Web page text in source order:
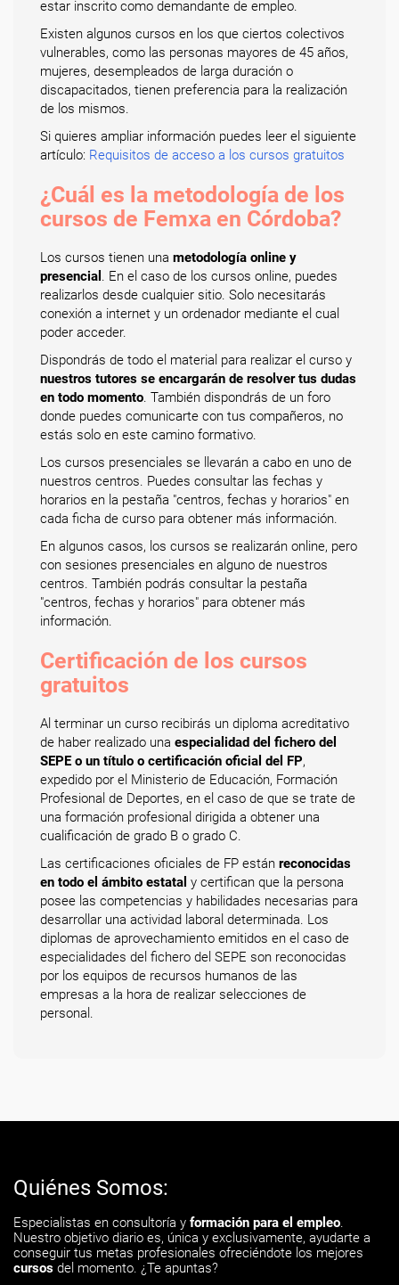
estar inscrito como demandante de empleo.
Existen algunos cursos en los que ciertos colectivos
vulnerables, como las personas mayores de 45 años,
mujeres, desempleados de larga duración o
discapacitados, tienen preferencia para la realización
de los mismos.
Si quieres ampliar información puedes leer el siguiente
artículo: Requisitos de acceso a los cursos gratuitos
¿Cuál es la metodología de los
cursos de Femxa en Córdoba?
Los cursos tienen una metodología online y
presencial . En el caso de los cursos online, puedes
realizarlos desde cualquier sitio. Solo necesitarás
conexión a internet y un ordenador mediante el cual
poder acceder.
Dispondrás de todo el material para realizar el curso y
nuestros tutores se encargarán de resolver tus dudas
en todo momento. También dispondrás de un foro
donde puedes comunicarte con tus compañeros, no
estás solo en este camino formativo.
Los cursos presenciales se llevarán a cabo en uno de
nuestros centros. Puedes consultar las fechas y
horarios en la pestaña "centros, fechas y horarios" en
cada ficha de curso para obtener más información.
En algunos casos, los cursos se realizarán online, pero
con sesiones presenciales en alguno de nuestros
centros. También podrás consultar la pestaña
"centros, fechas y horarios" para obtener más
información.
Certificación de los cursos
gratuitos
Al terminar un curso recibirás un diploma acreditativo
de haber realizado una especialidad del fichero del
SEPE o un título o certificación oficial del FP,
expedido por el Ministerio de Educación, Formación
Profesional de Deportes, en el caso de que se trate de
una formación profesional dirigida a obtener una
cualificación de grado B o grado C.
Las certificaciones oficiales de FP están reconocidas
en todo el ámbito estatal y certifican que la persona
posee las competencias y habilidades necesarias para
desarrollar una actividad laboral determinada. Los
diplomas de aprovechamiento emitidos en el caso de
especialidades del fichero del SEPE son reconocidas
por los equipos de recursos humanos de las
empresas a la hora de realizar selecciones de
personal.
Quiénes Somos:
Especialistas en consultoría y formación para el empleo.
Nuestro objetivo diario es, única y exclusivamente, ayudarte a
conseguir tus metas profesionales ofreciéndote los mejores
cursos del momento. ¿Te apuntas?